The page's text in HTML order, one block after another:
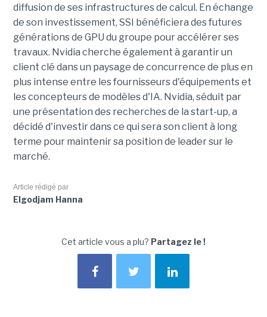
diffusion de ses infrastructures de calcul. En échange
de son investissement, SSI bénéficiera des futures
générations de GPU du groupe pour accélérer ses
travaux. Nvidia cherche également à garantir un
client clé dans un paysage de concurrence de plus en
plus intense entre les fournisseurs d'équipements et
les concepteurs de modèles d'IA. Nvidia, séduit par
une présentation des recherches de la start-up, a
décidé d'investir dans ce qui sera son client à long
terme pour maintenir sa position de leader sur le
marché.
Article rédigé par
Elgodjam Hanna
Cet article vous a plu? Partagez le !